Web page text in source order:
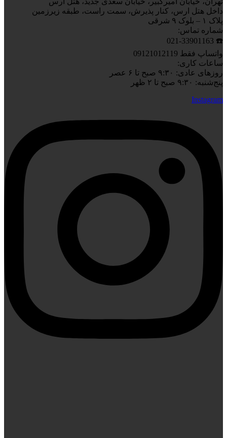
داخل هتل ارس، کنار پذیرش، سمت راست، طبقه زیرزمین
پلاک ۱ – بلوک ۹ شرقی
شماره تماس:
☎️ 021-33901163
واتساپ فقط 09121012119
ساعات کاری:
روزهای عادی: ۹:۳۰ صبح تا ۶ عصر
پنج‌شنبه: ۹:۳۰ صبح تا ۲ ظهر
Instagram